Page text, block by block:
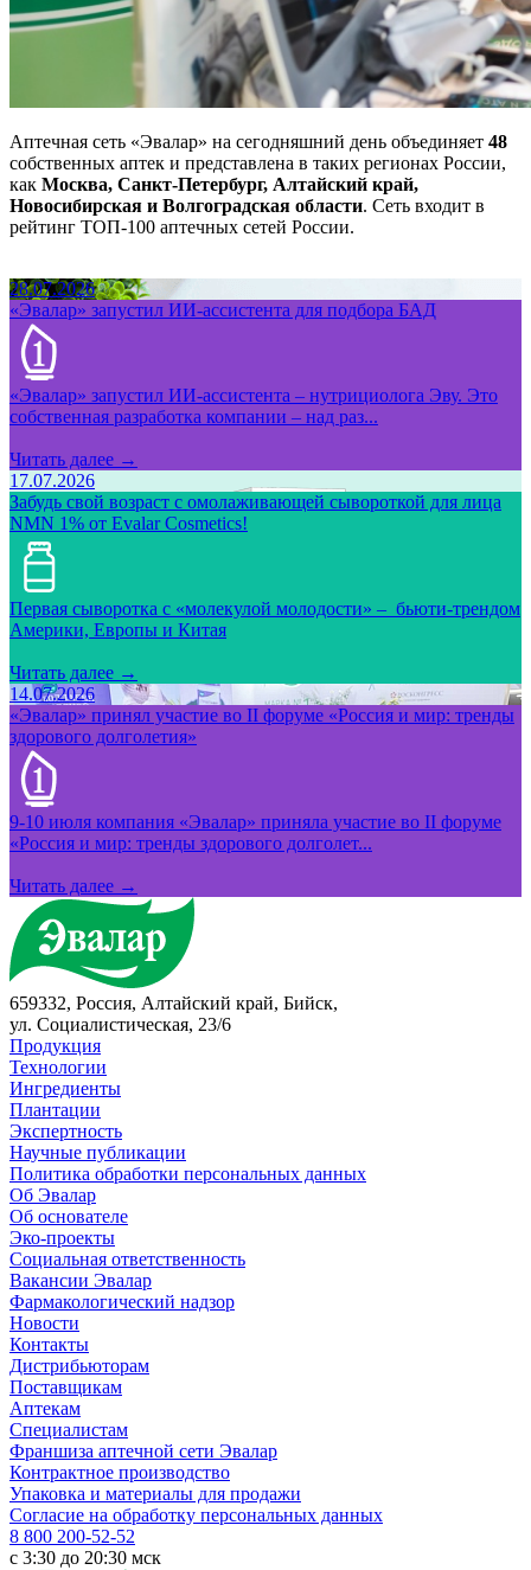
Аптечная сеть «Эвалар» на сегодняшний день объединяет 48
собственных аптек и представлена в таких регионах России,
как Москва, Санкт-Петербург, Алтайский край,
Новосибирская и Волгоградская области. Сеть входит в
рейтинг ТОП-100 аптечных сетей России.
28.07.2026
«Эвалар» запустил ИИ-ассистента для подбора БАД
«Эвалар» запустил ИИ-ассистента – нутрициолога Эву. Это
собственная разработка компании – над раз...
Читать далее →
17.07.2026
Забудь свой возраст с омолаживающей сывороткой для лица
NMN 1% от Evalar Cosmetics!
Первая сыворотка с «молекулой молодости» – бьюти-трендом
Америки, Европы и Китая
Читать далее →
14.07.2026
«Эвалар» принял участие во II форуме «Россия и мир: тренды
здорового долголетия»
9-10 июля компания «Эвалар» приняла участие во II форуме
«Россия и мир: тренды здорового долголет...
Читать далее →
659332, Россия, Алтайский край, Бийск,
ул. Социалистическая, 23/6
Продукция
Технологии
Ингредиенты
Плантации
Экспертность
Научные публикации
Политика обработки персональных данных
Об Эвалар
Об основателе
Эко-проекты
Социальная ответственность
Вакансии Эвалар
Фармакологический надзор
Новости
Контакты
Дистрибьюторам
Поставщикам
Аптекам
Специалистам
Франшиза аптечной сети Эвалар
Контрактное производство
Упаковка и материалы для продажи
Согласие на обработку персональных данных
8 800 200-52-52
c 3:30 до 20:30 мск